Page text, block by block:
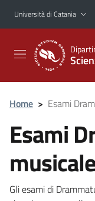
Vai al contenuto
Vai al menu di
Università di Catania
Home > Esami
Esami
musicale
Gli esami di